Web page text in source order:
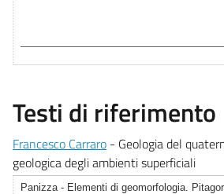
Testi di riferimento
Francesco Carraro - Geologia del
geologica degli ambienti superficiali
Panizza - Elementi di geomorfologia.